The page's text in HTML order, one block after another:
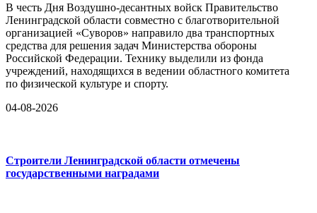
В честь Дня Воздушно-десантных войск Правительство
Ленинградской области совместно с благотворительной
организацией «Суворов» направило два транспортных
средства для решения задач Министерства обороны
Российской Федерации. Технику выделили из фонда
учреждений, находящихся в ведении областного комитета
по физической культуре и спорту.
04-08-2026
Строители Ленинградской области отмечены
государственными наградами